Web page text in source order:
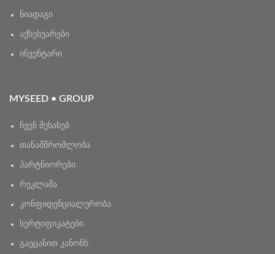
ნიადაგი
აქსესუარები
ინვენტარი
MYSEED • GROUP
ჩვენ შესახებ
თანამშრომლობა
პარტნიორები
რეკლამა
კონფიდენციალურობა
სერტიფიკატები
გაეცანით კანონს